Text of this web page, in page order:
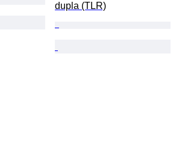
dupla (TLR)